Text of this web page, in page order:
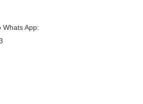
App: